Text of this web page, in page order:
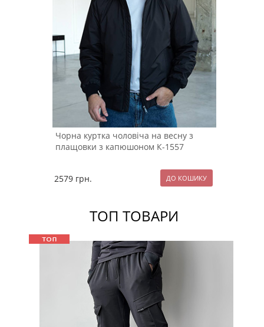
Чорна куртка чоловіча на весну з
плащовки з капюшоном К-1557
2579 грн.
ТОП ТОВАРИ